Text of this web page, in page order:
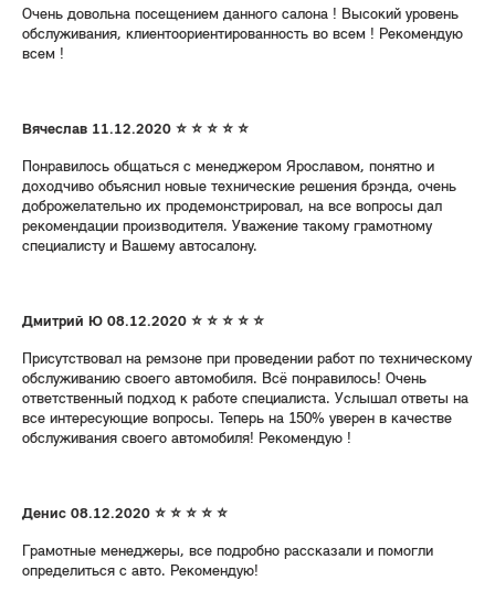
Очень довольна посещением данного салона ! Высокий уровень
обслуживания, клиентоориентированность во всем ! Рекомендую
всем !
Вячеслав 11.12.2020 ⭐ ⭐ ⭐ ⭐ ⭐
Понравилось общаться с менеджером Ярославом, понятно и
доходчиво объяснил новые технические решения брэнда, очень
доброжелательно их продемонстрировал, на все вопросы дал
рекомендации производителя. Уважение такому грамотному
специалисту и Вашему автосалону.
Дмитрий Ю 08.12.2020 ⭐ ⭐ ⭐ ⭐ ⭐
Присутствовал на ремзоне при проведении работ по техническому
обслуживанию своего автомобиля. Всё понравилось! Очень
ответственный подход к работе специалиста. Услышал ответы на
все интересующие вопросы. Теперь на 150% уверен в качестве
обслуживания своего автомобиля! Рекомендую !
Денис 08.12.2020 ⭐ ⭐ ⭐ ⭐ ⭐
Грамотные менеджеры, все подробно рассказали и помогли
определиться с авто. Рекомендую!